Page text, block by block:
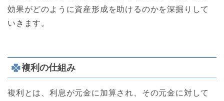
効果がどのように資産形成を助けるのかを深掘りして
いきます。
複利の仕組み
複利とは、利息が元金に加算され、その元金に対して